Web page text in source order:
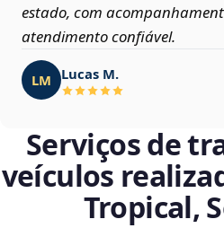
estado, com
atendimento confiável.
LM Lucas M.
Serviços de
veículos
Tropical,